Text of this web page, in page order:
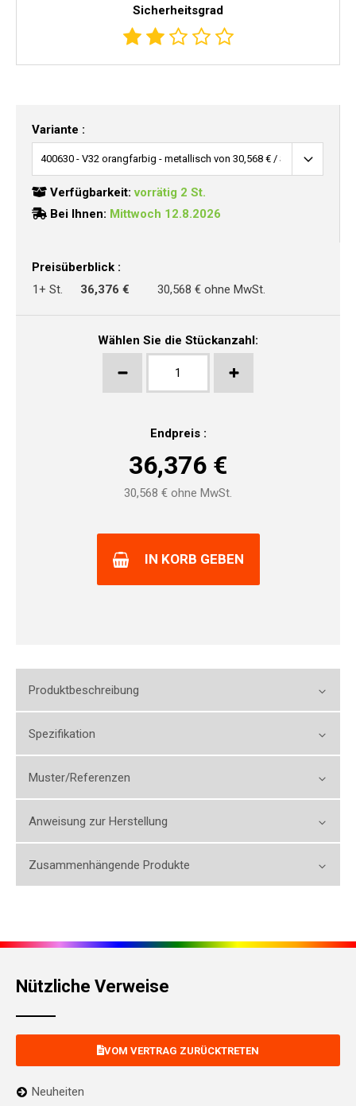
Sicherheitsgrad
Variante :
Verfügbarkeit:vorrätig 2 St.
Bei Ihnen: Mittwoch 12.8.2026
Preisüberblick :
1+ St.
36,376 € 30,568 € ohne MwSt.
Wählen Sie die Stückanzahl:
Endpreis :
36,376 €
30,568 € ohne MwSt.
IN KORB GEBEN
Produktbeschreibung
Spezifikation
Muster/Referenzen
Anweisung zur Herstellung
Zusammenhängende Produkte
Nützliche Verweise
VOM VERTRAG ZURÜCKTRETEN
Neuheiten